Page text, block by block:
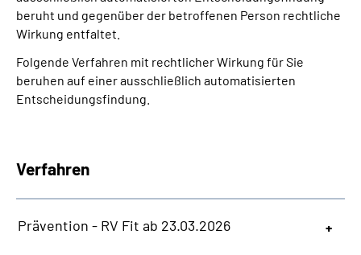
beruht und gegenüber der betroffenen Person rechtliche
Wirkung entfaltet.
Folgende Verfahren mit rechtlicher Wirkung für Sie
beruhen auf einer ausschließlich automatisierten
Entscheidungs­findung.
Verfahren
Prävention - RV Fit ab 23.03.2026